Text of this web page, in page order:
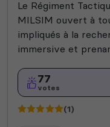
Le Régiment
MILSIM ouvert à
impliqués à la
immersive et
77
votes
(1)